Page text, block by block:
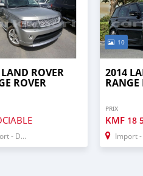
ROVER
ROVER
- Dubai
10
2014
RANGE
PRIX
KMF 18
Import -